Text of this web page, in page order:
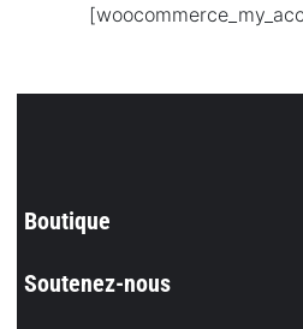
Boutique
Soutenez-nous